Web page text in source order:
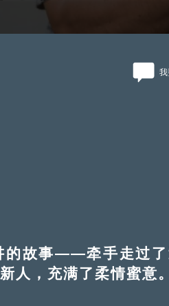
故事——牵手走过了
人，充满了柔情蜜意。